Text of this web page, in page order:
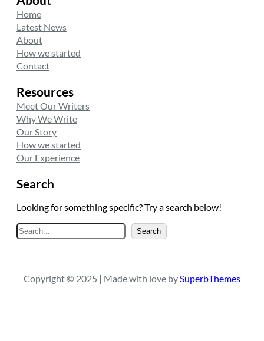
Home
Latest News
About
How we started
Contact
Resources
Meet Our Writers
Why We Write
Our Story
How we started
Our Experience
Search
Looking for something specific? Try a search below!
A
r
Search
Copyright © 2025 | Made with love bySuperbThemes